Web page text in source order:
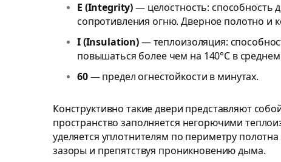
E (Integrity)— целостность: способность
сопротивления огню. Дверное полотно и
I (Insulation)— теплоизоляция:
повышаться более чем на 140°C в
60— предел огнестойкости в минутах.
Конструктивно такие двери представляют
пространство заполняется негорючими
уделяется уплотнителям по периметру
зазоры и препятствуя проникновению дыма.